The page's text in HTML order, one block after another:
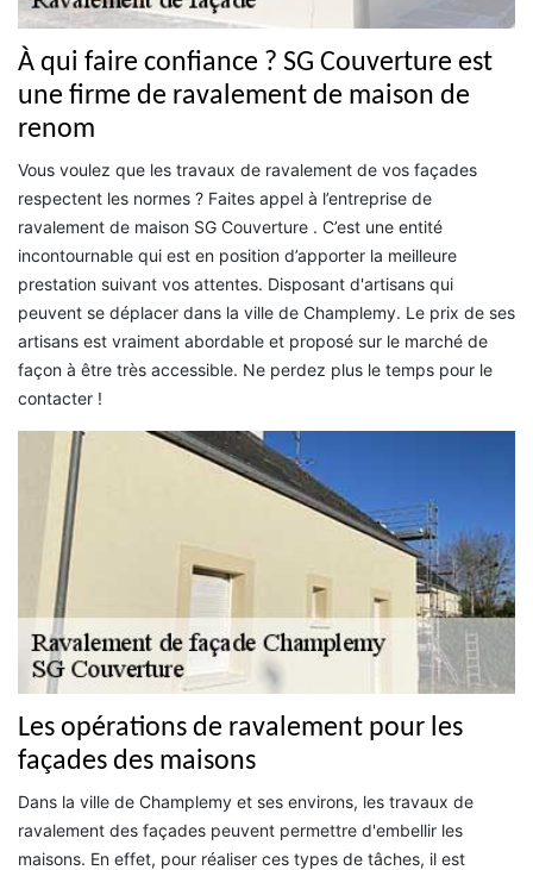
À qui faire confiance ? SG Couverture est
une firme de ravalement de maison de
renom
Vous voulez que les travaux de ravalement de vos façades
respectent les normes ? Faites appel à l’entreprise de
ravalement de maison SG Couverture . C’est une entité
incontournable qui est en position d’apporter la meilleure
prestation suivant vos attentes. Disposant d'artisans qui
peuvent se déplacer dans la ville de Champlemy. Le prix de ses
artisans est vraiment abordable et proposé sur le marché de
façon à être très accessible. Ne perdez plus le temps pour le
contacter !
Les opérations de ravalement pour les
façades des maisons
Dans la ville de Champlemy et ses environs, les travaux de
ravalement des façades peuvent permettre d'embellir les
maisons. En effet, pour réaliser ces types de tâches, il est